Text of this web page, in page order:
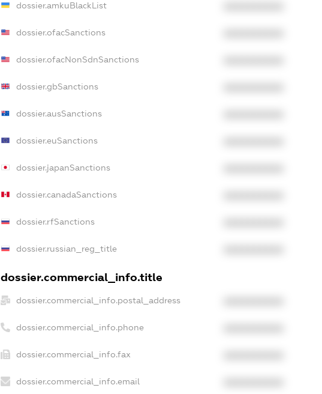
dossier.amkuBlackList
dossier.ofacSanctions
dossier.ofacNonSdnSanctions
dossier.gbSanctions
dossier.ausSanctions
dossier.euSanctions
dossier.japanSanctions
dossier.canadaSanctions
dossier.rfSanctions
dossier.russian_reg_title
dossier.commercial_info.title
dossier.commercial_info.postal_address
dossier.commercial_info.phone
dossier.commercial_info.fax
dossier.commercial_info.email